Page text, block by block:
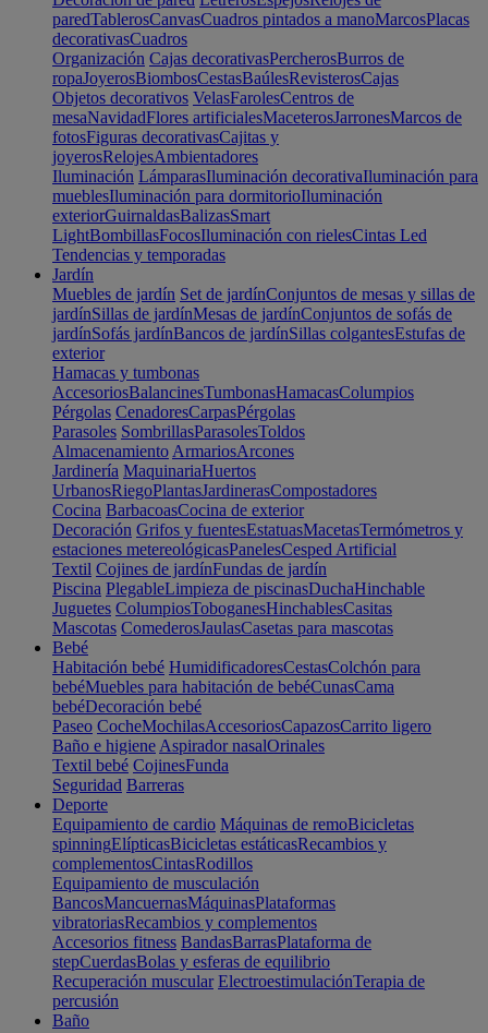
paredTablerosCanvasCuadros pintados a manoMarcosPlacas
decorativasCuadros
Organización Cajas decorativasPercherosBurros de
ropaJoyerosBiombosCestasBaúlesRevisterosCajas
Objetos decorativos VelasFarolesCentros de
mesaNavidadFlores artificialesMaceterosJarronesMarcos de
fotosFiguras decorativasCajitas y
joyerosRelojesAmbientadores
Iluminación LámparasIluminación decorativaIluminación para
mueblesIluminación para dormitorioIluminación
exteriorGuirnaldasBalizasSmart
LightBombillasFocosIluminación con rielesCintas Led
Tendencias y temporadas
Jardín
Muebles de jardín Set de jardínConjuntos de mesas y sillas de
jardínSillas de jardínMesas de jardínConjuntos de sofás de
jardínSofás jardínBancos de jardínSillas colgantesEstufas de
exterior
Hamacas y tumbonas
AccesoriosBalancinesTumbonasHamacasColumpios
Pérgolas CenadoresCarpasPérgolas
Parasoles SombrillasParasolesToldos
Almacenamiento ArmariosArcones
Jardinería MaquinariaHuertos
UrbanosRiegoPlantasJardinerasCompostadores
Cocina BarbacoasCocina de exterior
Decoración Grifos y fuentesEstatuasMacetasTermómetros y
estaciones metereológicasPanelesCesped Artificial
Textil Cojines de jardínFundas de jardín
Piscina PlegableLimpieza de piscinasDuchaHinchable
Juguetes ColumpiosToboganesHinchablesCasitas
Mascotas ComederosJaulasCasetas para mascotas
Bebé
Habitación bebé HumidificadoresCestasColchón para
bebéMuebles para habitación de bebéCunasCama
bebéDecoración bebé
Paseo CocheMochilasAccesoriosCapazosCarrito ligero
Baño e higiene Aspirador nasalOrinales
Textil bebé CojinesFunda
Seguridad Barreras
Deporte
Equipamiento de cardio Máquinas de remoBicicletas
spinningElípticasBicicletas estáticasRecambios y
complementosCintasRodillos
Equipamiento de musculación
BancosMancuernasMáquinasPlataformas
vibratoriasRecambios y complementos
Accesorios fitness BandasBarrasPlataforma de
stepCuerdasBolas y esferas de equilibrio
Recuperación muscular ElectroestimulaciónTerapia de
percusión
Baño